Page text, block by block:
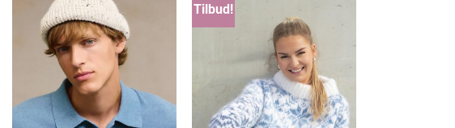
Tilbud!